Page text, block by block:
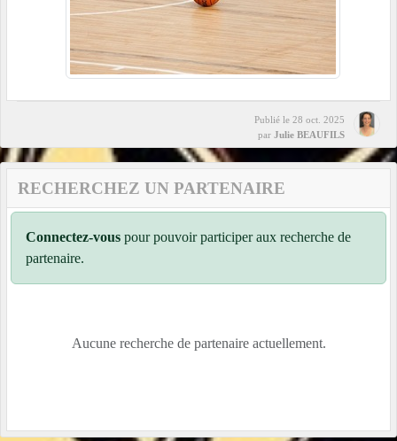
Publié le 28 oct. 2025
par Julie BEAUFILS
RECHERCHEZ UN PARTENAIRE
Connectez-vous pour pouvoir participer aux recherche de
partenaire.
Aucune recherche de partenaire actuellement.